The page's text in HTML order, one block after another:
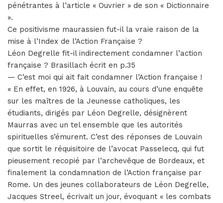
pénétrantes à l’article « Ouvrier » de son « Dictionnaire
».
Ce positivisme maurassien fut-il la vraie raison de la
mise à l’Index de l’Action Française ?
Léon Degrelle fit-il indirectement condamner l’action
française ? Brasillach écrit en p.35
— C’est moi qui ait fait condamner l’Action française !
« En effet, en 1926, à Louvain, au cours d’une enquête
sur les maîtres de la Jeunesse catholiques, les
étudiants, dirigés par Léon Degrelle, désignèrent
Maurras avec un tel ensemble que les autorités
spirituelles s’émurent. C’est des réponses de Louvain
que sortit le réquisitoire de l’avocat Passelecq, qui fut
pieusement recopié par l’archevêque de Bordeaux, et
finalement la condamnation de l’Action française par
Rome. Un des jeunes collaborateurs de Léon Degrelle,
Jacques Streel, écrivait un jour, évoquant « les combats